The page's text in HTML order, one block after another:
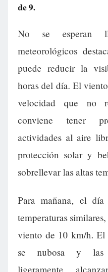
de 9.
No se esperan
meteorológicos
puede reducir la
horas del día. El
velocidad que no
conviene tener
actividades al aire
protección solar y
sobrellevar las altas
Para mañana, el
temperaturas
viento de 10 km/h. El
se nubosa y las
ligeramente,